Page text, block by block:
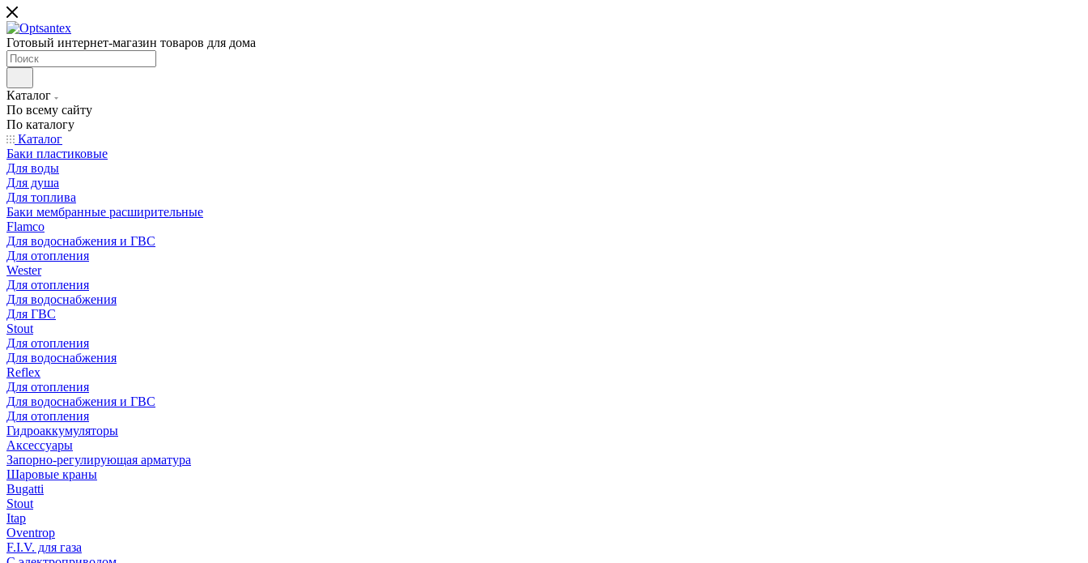
Готовый интернет-магазин товаров для дома
Каталог
По всему сайту
По каталогу
Каталог
Баки пластиковые
Для воды
Для душа
Для топлива
Баки мембранные расширительные
Flamco
Для водоснабжения и ГВС
Для отопления
Wester
Для отопления
Для водоснабжения
Для ГВС
Stout
Для отопления
Для водоснабжения
Reflex
Для отопления
Для водоснабжения и ГВС
Для отопления
Гидроаккумуляторы
Аксессуары
Запорно-регулирующая арматура
Шаровые краны
Bugatti
Stout
Itap
Oventrop
F.I.V. для газа